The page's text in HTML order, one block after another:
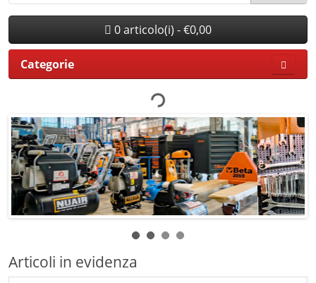
0 articolo(i) - €0,00
Categorie
Articoli in evidenza